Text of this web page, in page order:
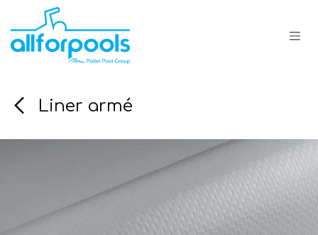
Se rendre au contenu
Liner armé